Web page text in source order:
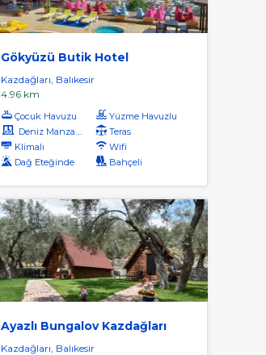
Gökyüzü Butik Hotel
Kazdağları, Balıkesir
4.96 km
Çocuk Havuzu
Yüzme Havuzlu
Deniz Manzaralı
Teras
Klimalı
Wifi
Dağ Eteğinde
Bahçeli
Ayazlı Bungalov Kazdağları
Kazdağları, Balıkesir